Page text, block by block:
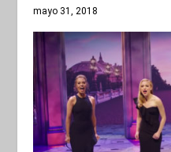
mayo 31, 2018